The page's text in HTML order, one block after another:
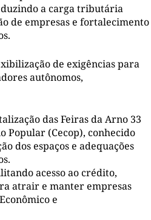
a carga tributária
de empresas e fortalecimento
de exigências para
autônomos,
das Feiras da Arno 33
Popular (Cecop), conhecido
dos espaços e adequações
acesso ao crédito,
atrair e manter empresas
e